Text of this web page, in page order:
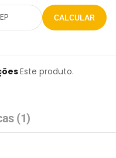
CALCULAR
Este produto.
(1)